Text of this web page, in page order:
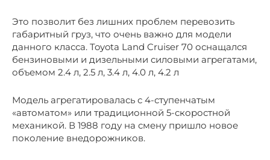
Это позволит без лишних проблем перевозить
габаритный груз, что очень важно для модели
данного класса. Toyota Land Cruiser 70 оснащался
бензиновыми и дизельными силовыми агрегатами,
объемом 2.4 л, 2.5 л, 3.4 л, 4.0 л, 4.2 л
Модель агрегатировалась с 4-ступенчатым
«автоматом» или традиционной 5-скоростной
механикой. В 1988 году на смену пришло новое
поколение внедорожников.